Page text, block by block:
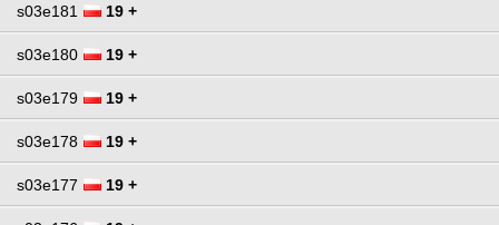
s03e181 19 +
s03e180 19 +
s03e179 19 +
s03e178 19 +
s03e177 19 +